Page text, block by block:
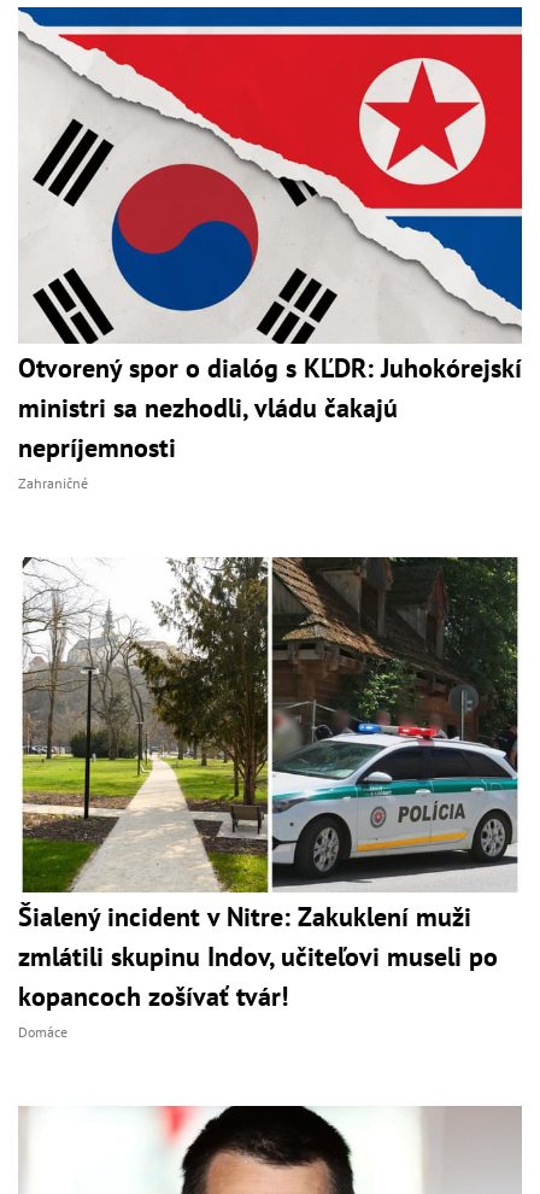
Otvorený spor o dialóg s KĽDR: Juhokórejskí
ministri sa nezhodli, vládu čakajú
nepríjemnosti
Zahraničné
Šialený incident v Nitre: Zakuklení muži
zmlátili skupinu Indov, učiteľovi museli po
kopancoch zošívať tvár!
Domáce